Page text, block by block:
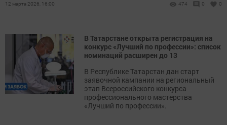
12 марта 2026, 16:00 474 0 0
В Татарстане открыта регистрация на
конкурс «Лучший по профессии»: список
номинаций расширен до 13
В Республике Татарстан дан старт
заявочной кампании на региональный
этап Всероссийского конкурса
профессионального мастерства
«Лучший по профессии».